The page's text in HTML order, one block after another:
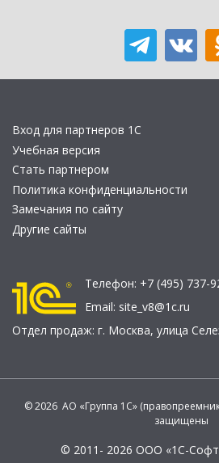
Вход для партнеров 1С
Учебная версия
Стать партнером
Политика конфиденциальности
Замечания по сайту
Другие сайты
Телефон: +7 (495) 737-
Email: site_v8@1c.ru
Отдел продаж: г. Москва, улица
© 2026 АО «Группа 1С»
защищены
© 2011- 2026 ООО «1С-